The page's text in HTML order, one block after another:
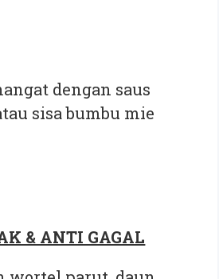
dengan saus
sisa bumbu mie
& ANTI GAGAL